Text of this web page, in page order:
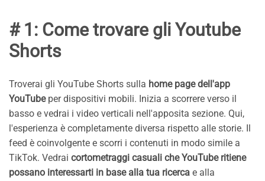
# 1: Come trovare gli Youtube
Shorts
Troverai gli YouTube Shorts sulla home page dell'app
YouTubeper dispositivi mobili. Inizia a scorrere verso il
basso e vedrai i video verticali nell'apposita sezione. Qui,
l'esperienza è completamente diversa rispetto alle storie. Il
feed è coinvolgente e scorri i contenuti in modo simile a
TikTok. Vedrai cortometraggi casuali che YouTube ritiene
possano interessarti in base alla tua ricerca e alla